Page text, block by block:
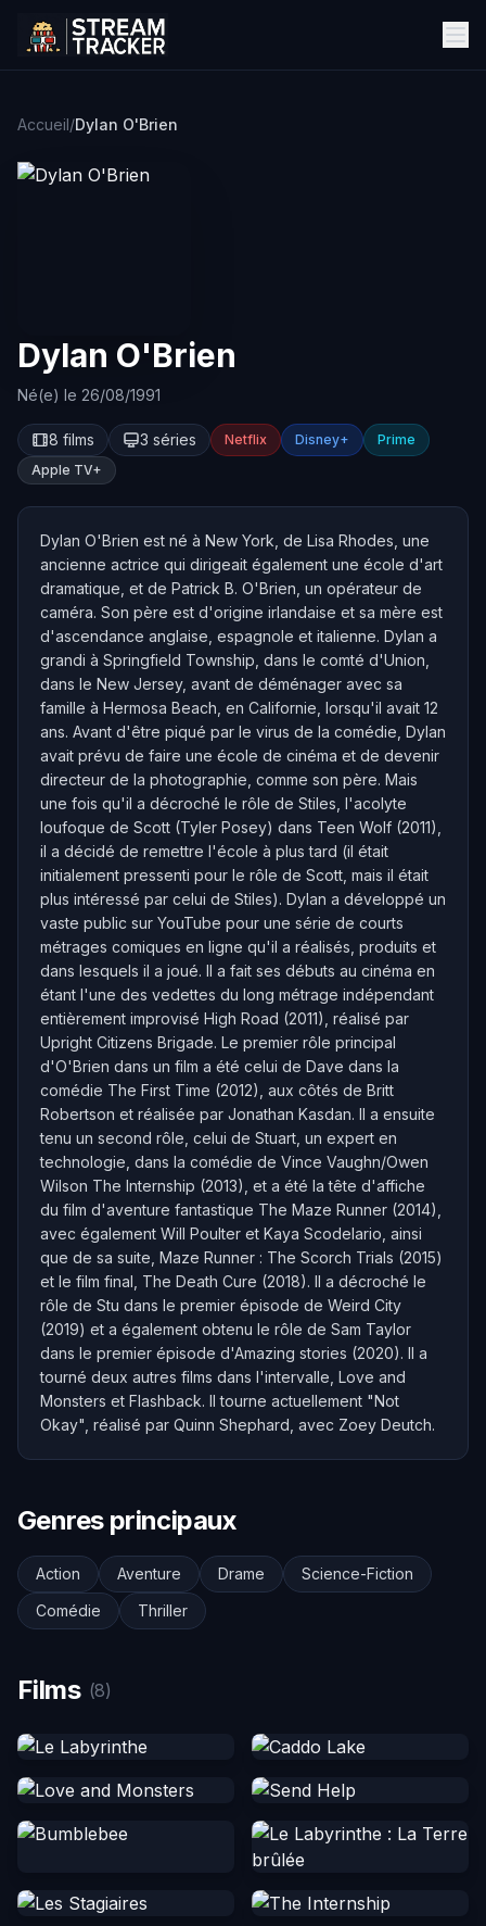
Accueil/Dylan O'Brien
Dylan O'Brien
Né(e) le 26/08/1991
8 films 3 séries Netflix Disney+
Prime
Apple TV+
Dylan O'Brien est né à New York, de Lisa Rhodes, une
ancienne actrice qui dirigeait également une école d'art
dramatique, et de Patrick B. O'Brien, un opérateur de
caméra. Son père est d'origine irlandaise et sa mère est
d'ascendance anglaise, espagnole et italienne. Dylan a
grandi à Springfield Township, dans le comté d'Union,
dans le New Jersey, avant de déménager avec sa
famille à Hermosa Beach, en Californie, lorsqu'il avait 12
ans. Avant d'être piqué par le virus de la comédie, Dylan
avait prévu de faire une école de cinéma et de devenir
directeur de la photographie, comme son père. Mais
une fois qu'il a décroché le rôle de Stiles, l'acolyte
loufoque de Scott (Tyler Posey) dans Teen Wolf (2011),
il a décidé de remettre l'école à plus tard (il était
initialement pressenti pour le rôle de Scott, mais il était
plus intéressé par celui de Stiles). Dylan a développé un
vaste public sur YouTube pour une série de courts
métrages comiques en ligne qu'il a réalisés, produits et
dans lesquels il a joué. Il a fait ses débuts au cinéma en
étant l'une des vedettes du long métrage indépendant
entièrement improvisé High Road (2011), réalisé par
Upright Citizens Brigade. Le premier rôle principal
d'O'Brien dans un film a été celui de Dave dans la
comédie The First Time (2012), aux côtés de Britt
Robertson et réalisée par Jonathan Kasdan. Il a ensuite
tenu un second rôle, celui de Stuart, un expert en
technologie, dans la comédie de Vince Vaughn/Owen
Wilson The Internship (2013), et a été la tête d'affiche
du film d'aventure fantastique The Maze Runner (2014),
avec également Will Poulter et Kaya Scodelario, ainsi
que de sa suite, Maze Runner : The Scorch Trials (2015)
et le film final, The Death Cure (2018). Il a décroché le
rôle de Stu dans le premier épisode de Weird City
(2019) et a également obtenu le rôle de Sam Taylor
dans le premier épisode d'Amazing stories (2020). Il a
tourné deux autres films dans l'intervalle, Love and
Monsters et Flashback. Il tourne actuellement "Not
Okay", réalisé par Quinn Shephard, avec Zoey Deutch.
Genres principaux
Action Aventure Drame
Science-Fiction
Comédie
Thriller
Films (8)